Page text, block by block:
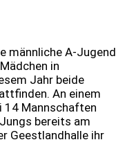
männliche A-Jugend
in
Jahr beide
An einem
14 Mannschaften
bereits am
Geestlandhalle ihr